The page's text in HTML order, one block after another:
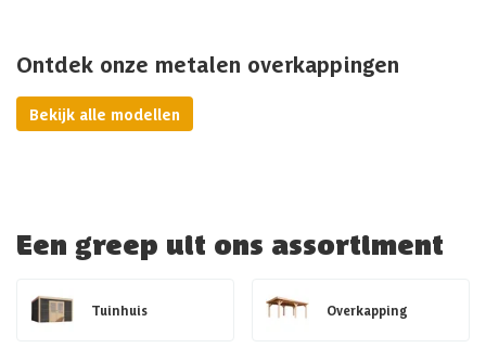
Ontdek onze metalen overkappingen
Bekijk alle modellen
Een greep uit ons assortiment
Tuinhuis Overkapping